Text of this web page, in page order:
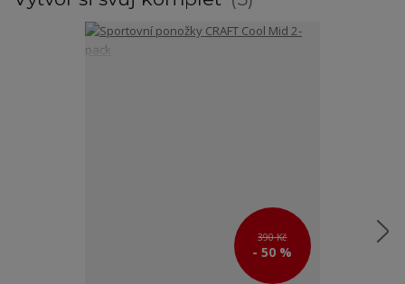
390 Kč
- 50 %